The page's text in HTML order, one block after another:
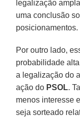
legalização
uma conclusão
posicionamentos.
Por outro lado,
probabilidade
a legalização do
ação do PSOL.
menos interesse
seja sorteado